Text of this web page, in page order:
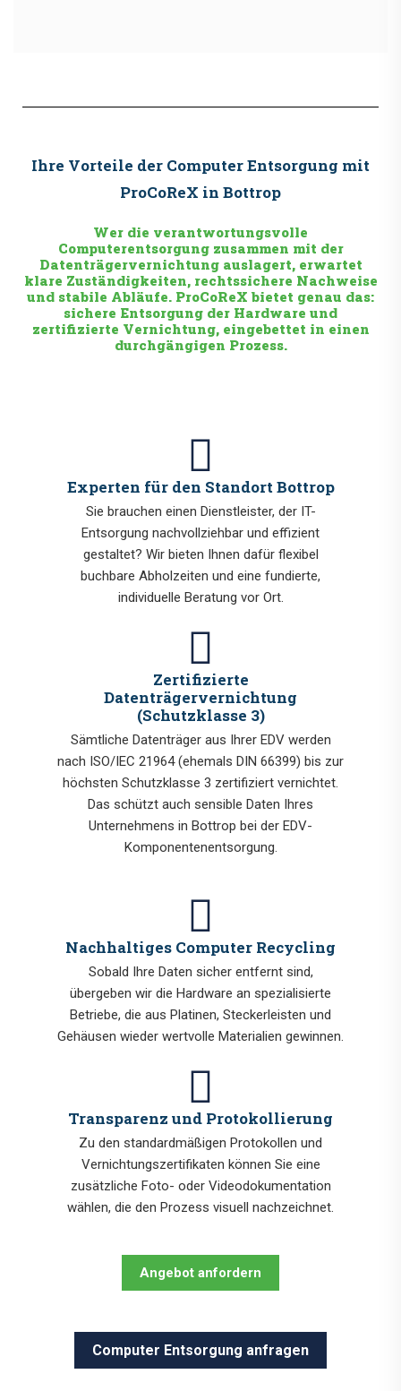
Ihre Vorteile der Computer Entsorgung mit
ProCoReX in Bottrop
Wer die verantwortungsvolle
Computerentsorgung zusammen mit der
Datenträgervernichtung auslagert, erwartet
klare Zuständigkeiten, rechtssichere Nachweise
und stabile Abläufe. ProCoReX bietet genau das:
sichere Entsorgung der Hardware und
zertifizierte Vernichtung, eingebettet in einen
durchgängigen Prozess.
Experten für den Standort Bottrop
Sie brauchen einen Dienstleister, der IT-
Entsorgung nachvollziehbar und effizient
gestaltet? Wir bieten Ihnen dafür flexibel
buchbare Abholzeiten und eine fundierte,
individuelle Beratung vor Ort.
Zertifizierte
Datenträgervernichtung
(Schutzklasse 3)
Sämtliche Datenträger aus Ihrer EDV werden
nach ISO/IEC 21964 (ehemals DIN 66399) bis zur
höchsten Schutzklasse 3 zertifiziert vernichtet.
Das schützt auch sensible Daten Ihres
Unternehmens in Bottrop bei der EDV-
Komponentenentsorgung.
Nachhaltiges Computer Recycling
Sobald Ihre Daten sicher entfernt sind,
übergeben wir die Hardware an spezialisierte
Betriebe, die aus Platinen, Steckerleisten und
Gehäusen wieder wertvolle Materialien gewinnen.
Transparenz und Protokollierung
Zu den standardmäßigen Protokollen und
Vernichtungszertifikaten können Sie eine
zusätzliche Foto- oder Videodokumentation
wählen, die den Prozess visuell nachzeichnet.
Angebot anfordern
Computer Entsorgung anfragen